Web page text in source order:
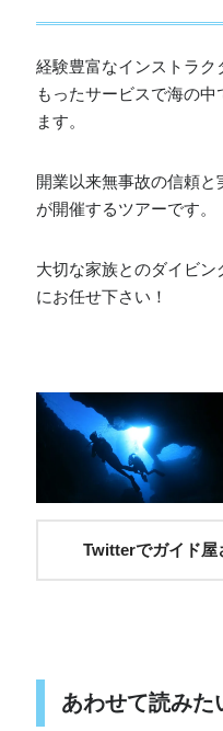
経験豊富なインストラク
もったサービスで海の
ます。
開業以来無事故の信頼
が開催するツアーです。
大切な家族とのダイビン
にお任せ下さい！
Twitterでガイド屋
あわせて読みた